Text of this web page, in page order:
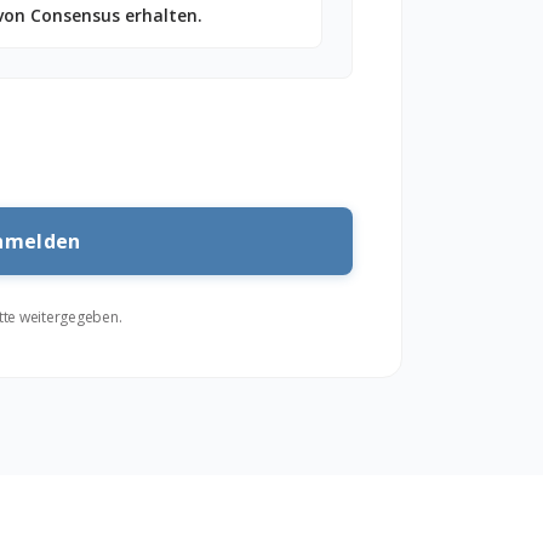
Consensus erhalten.
weitergegeben.